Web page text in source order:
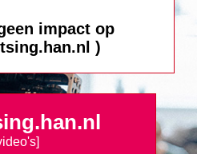
impact op
)